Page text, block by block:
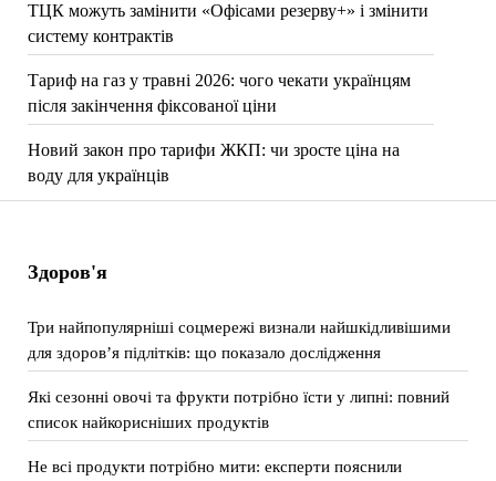
ТЦК можуть замінити «Офісами резерву+» і змінити
систему контрактів
Тариф на газ у травні 2026: чого чекати українцям
після закінчення фіксованої ціни
Новий закон про тарифи ЖКП: чи зросте ціна на
воду для українців
Здоров'я
Три найпопулярніші соцмережі визнали найшкідливішими
для здоров’я підлітків: що показало дослідження
Які сезонні овочі та фрукти потрібно їсти у липні: повний
список найкорисніших продуктів
Не всі продукти потрібно мити: експерти пояснили